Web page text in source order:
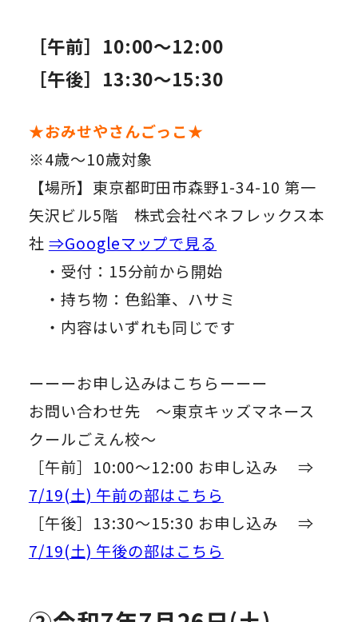
［午前］10:00～12:00
［午後］13:30～15:30
★おみせやさんごっこ★
※4歳～10歳対象
【場所】東京都町田市森野1-34-10 第一
矢沢ビル5階 株式会社ベネフレックス本
社 ⇒Googleマップで見る
・受付：15分前から開始
・持ち物：色鉛筆、ハサミ
・内容はいずれも同じです
ーーーお申し込みはこちらーーー
お問い合わせ先 ～東京キッズマネース
クールごえん校～
［午前］10:00～12:00 お申し込み ⇒
7/19(土) 午前の部はこちら
［午後］13:30～15:30 お申し込み ⇒
7/19(土) 午後の部はこちら